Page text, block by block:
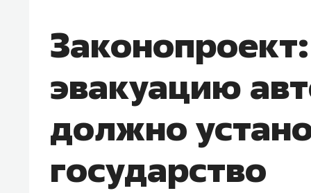
эвакуацию
должно
государство
правил, бизнес может
потерять минимум
Как бизнесу выйти на зарубежные
чем интересен Оман?